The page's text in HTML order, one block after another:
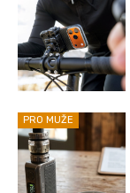
PRO MUŽE